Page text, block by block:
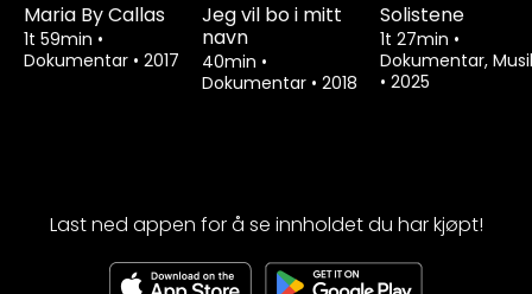
Maria By Callas
1t 59min •
Dokumentar • 2017
Jeg vil bo i mitt
navn
40min •
Dokumentar • 2018
Solistene
1t 27min •
Dokumentar,
• 2025
Last ned appen for å se innholdet du har kjøpt!